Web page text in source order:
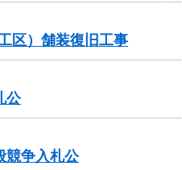
区）舗装復旧工事
公
競争入札公